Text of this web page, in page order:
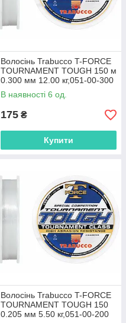
Волосінь Trabucco T-FORCE
TOURNAMENT TOUGH 150 м
0.300 мм 12.00 кг,051-00-300
В наявності 6 од.
175 ₴
Купити
Волосінь Trabucco T-FORCE
TOURNAMENT TOUGH 150
0.205 мм 5.50 кг,051-00-200